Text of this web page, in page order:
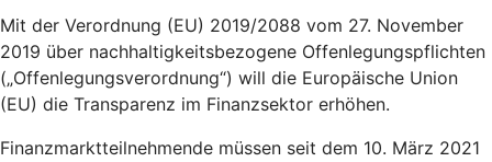
Mit der Verordnung (EU) 2019/2088 vom 27. November
2019 über nachhaltigkeitsbezogene Offenlegungspflichten
(„Offenlegungsverordnung“) will die Europäische Union
(EU) die Transparenz im Finanzsektor erhöhen.
Finanzmarktteilnehmende müssen seit dem 10. März 2021